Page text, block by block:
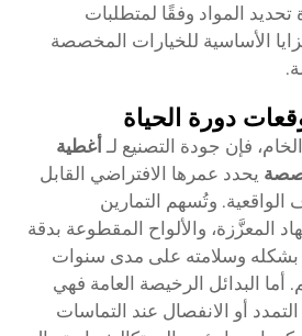
المواد وفقًا لمتطلبات
الأساسية للخيارات المخصصة
دورة الحياة
فإن جودة التصنيع لـ أغطية
يحدد عمرها الافتراضي القابل
وتُسهم التمارين
المعزَّزة، والألواح المقطوعة بدقة
بشكله وسلامته على مدى سنوات
أما البدائل الرخيصة العامة فهي
التمدد أو الانفصال عند التماسات